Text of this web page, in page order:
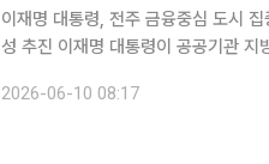
이재명 대통령, 전주 금융중심 도시
성 추진 이재명 대통령이 공공기관 지방이전의 집적화와 전주 금융중심도시 육성 의지를 밝히면서
농협중앙회와 한국마사회, 농업정책
2026-06-10 08:17